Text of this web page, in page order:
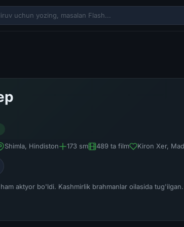
Shimla, Hindiston 173 sm 489 ta film Kiron Xer,
aktyor bo'ldi. Kashmirlik brahmanlar oilasida tug'ilgan.